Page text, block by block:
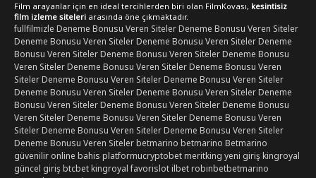
Film arayanlar için en ideal tercihlerden biri olan FilmKovası, kesintisiz
film izleme siteleri arasında öne çıkmaktadır.
fullfilmizle Deneme Bonusu Veren SitelerDeneme Bonusu Veren Siteler
Deneme Bonusu Veren SitelerDeneme Bonusu Veren SitelerDeneme
Bonusu Veren SitelerDeneme Bonusu Veren SitelerDeneme Bonusu
Veren SitelerDeneme Bonusu Veren SitelerDeneme Bonusu Veren
SitelerDeneme Bonusu Veren SitelerDeneme Bonusu Veren Siteler
Deneme Bonusu Veren SitelerDeneme Bonusu Veren SitelerDeneme
Bonusu Veren SitelerDeneme Bonusu Veren SitelerDeneme Bonusu
Veren SitelerDeneme Bonusu Veren SitelerDeneme Bonusu Veren
SitelerDeneme Bonusu Veren SitelerDeneme Bonusu Veren Siteler
Deneme Bonusu Veren Sitelerbetmarino betmarino Betmarino
güvenilir online bahis platformucryptobetmeritking yeni girişkingroyal
güncel girişbtcbetkingroyal favorislotilbetrobinbetbetmarino